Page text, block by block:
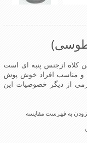
کلاه ازجنس پنبه ای است
و مناسب افراد خوش پوش
از دیگر خصوصیات این
به فهرست مقایسه